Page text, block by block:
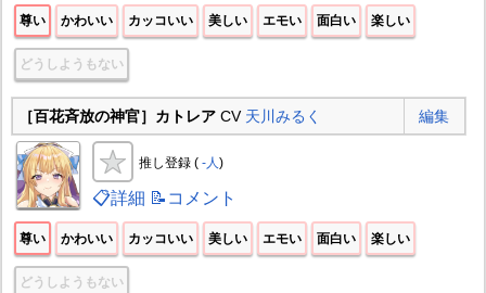
尊い かわいい カッコいい 美しい エモい 面白い 楽しい
どうしようもない
［百花斉放の神官］カトレアCV 天川みるく 編集
推し登録 ( -人 )
📋詳細 📝コメント
尊い かわいい カッコいい 美しい エモい 面白い 楽しい
どうしようもない